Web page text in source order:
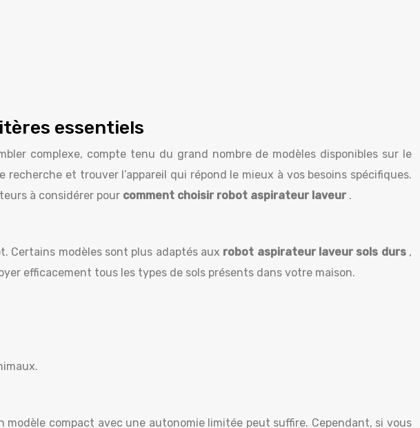
essentiels
complexe, compte tenu du grand nombre de modèles disponibles sur le
et trouver l’appareil qui répond le mieux à vos besoins spécifiques.
à considérer pour comment choisir robot aspirateur laveur .
Certains modèles sont plus adaptés aux robot aspirateur laveur sols durs ,
efficacement tous les types de sols présents dans votre maison.
compact avec une autonomie limitée peut suffire. Cependant, si vous